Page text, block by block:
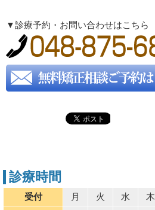
▼診療予約・お問い合わせはこちら
診療時間
受付 月 火 水 木